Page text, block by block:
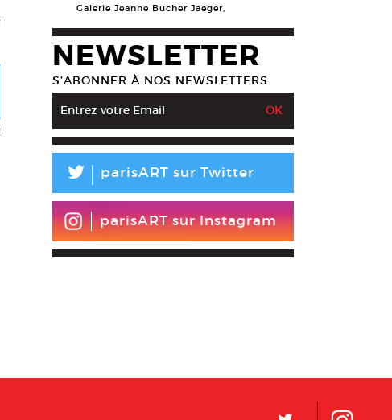
Galerie Jeanne Bucher Jaeger,
NEWSLETTER
S’ABONNER À NOS NEWSLETTERS
L parisART sur Twitter
parisART sur Instagram